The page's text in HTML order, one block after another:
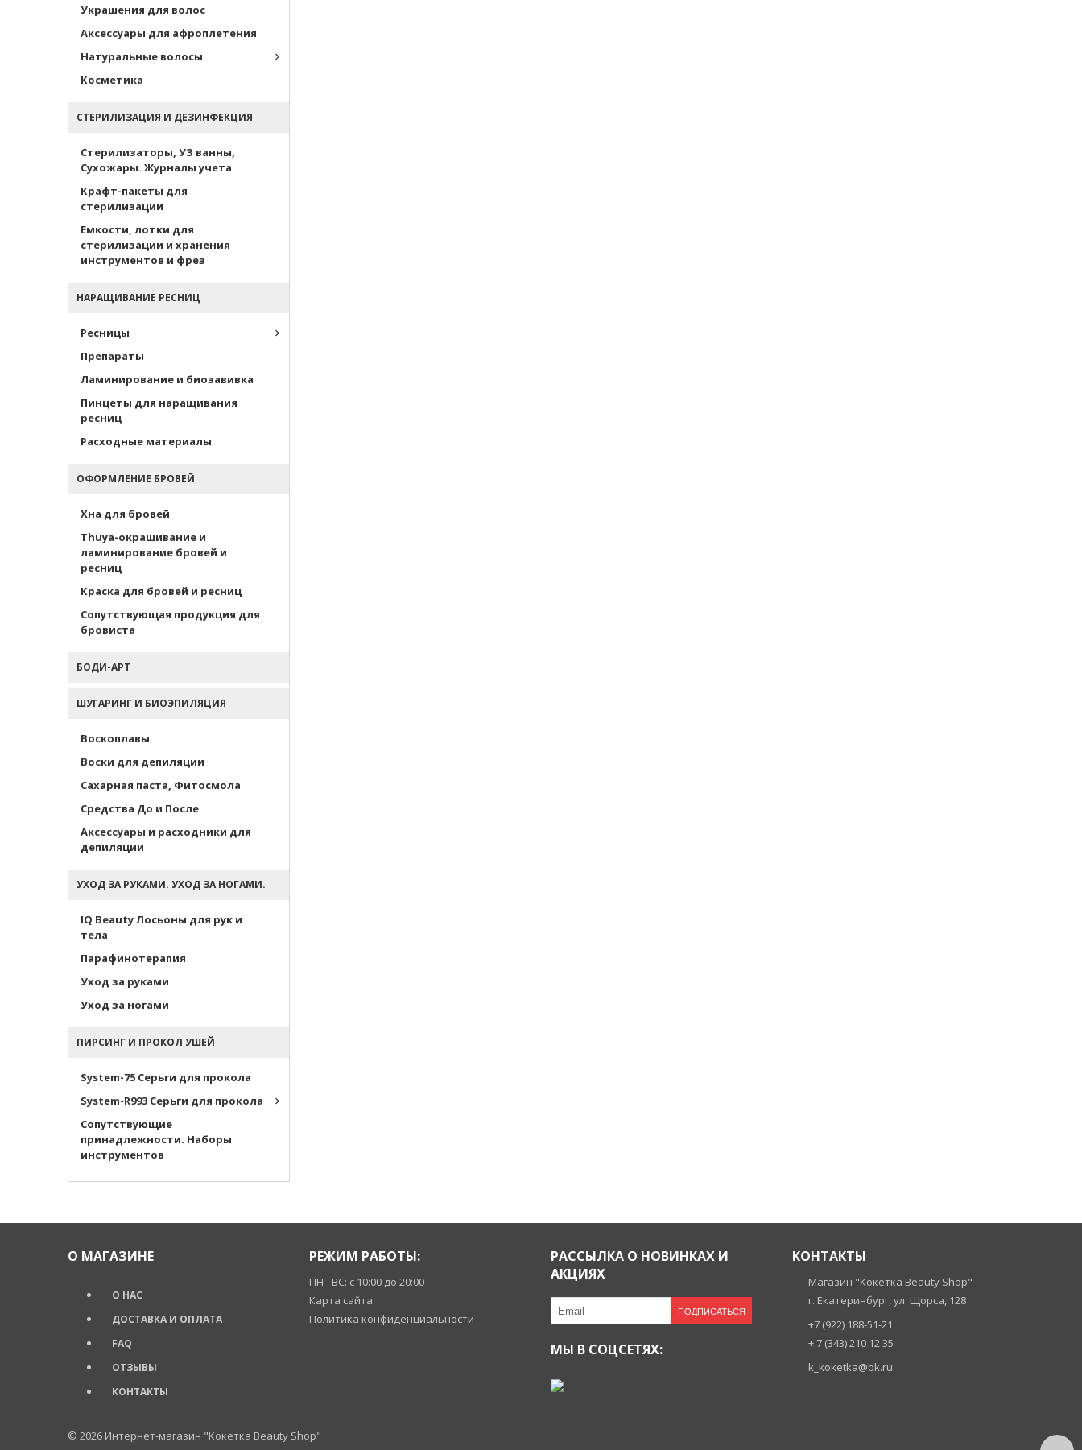
Украшения для волос
Аксессуары для афроплетения
Натуральные волосы
Косметика
СТЕРИЛИЗАЦИЯ И ДЕЗИНФЕКЦИЯ
Стерилизаторы, УЗ ванны,
Сухожары. Журналы учета
Крафт-пакеты для
стерилизации
Емкости, лотки для
стерилизации и хранения
инструментов и фрез
НАРАЩИВАНИЕ РЕСНИЦ
Ресницы
Препараты
Ламинирование и биозавивка
Пинцеты для наращивания
ресниц
Расходные материалы
ОФОРМЛЕНИЕ БРОВЕЙ
Хна для бровей
Thuya-окрашивание и
ламинирование бровей и
ресниц
Краска для бровей и ресниц
Сопутствующая продукция для
бровиста
БОДИ-АРТ
ШУГАРИНГ И БИОЭПИЛЯЦИЯ
Воскоплавы
Воски для депиляции
Сахарная паста, Фитосмола
Средства До и После
Аксессуары и расходники для
депиляции
УХОД ЗА РУКАМИ. УХОД ЗА НОГАМИ.
IQ Beauty Лосьоны для рук и
тела
Парафинотерапия
Уход за руками
Уход за ногами
ПИРСИНГ И ПРОКОЛ УШЕЙ
System-75 Серьги для прокола
System-R993 Серьги для прокола
Cопутствующие
принадлежности. Наборы
инструментов
О МАГАЗИНЕ
О НАС
ДОСТАВКА И ОПЛАТА
FAQ
ОТЗЫВЫ
КОНТАКТЫ
РЕЖИМ РАБОТЫ:
ПН - ВС: с 10:00 до 20:00
Карта сайта
Политика конфиденциальности
РАССЫЛКА О НОВИНКАХ И
АКЦИЯХ
ПОДПИСАТЬСЯ
МЫ В СОЦСЕТЯХ:
КОНТАКТЫ
Магазин "Кокетка Beauty Shop"
г. Екатеринбург, ул. Щорса, 128
+7 (922) 188-51-21
+ 7 (343) 210 12 35
k_koketka@bk.ru
© 2026 Интернет-магазин "Кокетка Beauty Shop"